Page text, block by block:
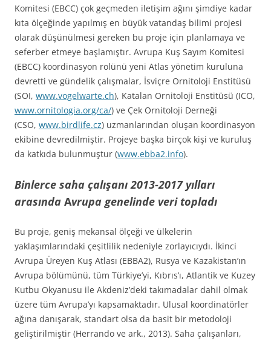
Komitesi (EBCC) çok geçmeden iletişim ağını şimdiye kadar
kıta ölçeğinde yapılmış en büyük vatandaş bilimi projesi
olarak düşünülmesi gereken bu proje için planlamaya ve
seferber etmeye başlamıştır. Avrupa Kuş Sayım Komitesi
(EBCC) koordinasyon rolünü yeni Atlas yönetim kuruluna
devretti ve gündelik çalışmalar, İsviçre Ornitoloji Enstitüsü
(SOI, www.vogelwarte.ch), Katalan Ornitoloji Enstitüsü (ICO,
www.ornitologia.org/ca/) ve Çek Ornitoloji Derneği
(CSO, www.birdlife.cz) uzmanlarından oluşan koordinasyon
ekibine devredilmiştir. Projeye başka birçok kişi ve kuruluş
da katkıda bulunmuştur (www.ebba2.info).
Binlerce saha çalışanı 2013-2017 yılları
arasında Avrupa genelinde veri topladı
Bu proje, geniş mekansal ölçeği ve ülkelerin
yaklaşımlarındaki çeşitlilik nedeniyle zorlayıcıydı. İkinci
Avrupa Üreyen Kuş Atlası (EBBA2), Rusya ve Kazakistan’ın
Avrupa bölümünü, tüm Türkiye’yi, Kıbrıs’ı, Atlantik ve Kuzey
Kutbu Okyanusu ile Akdeniz’deki takımadalar dahil olmak
üzere tüm Avrupa’yı kapsamaktadır. Ulusal koordinatörler
ağına danışarak, standart olsa da basit bir metodoloji
geliştirilmiştir (Herrando ve ark., 2013). Saha çalışanları,